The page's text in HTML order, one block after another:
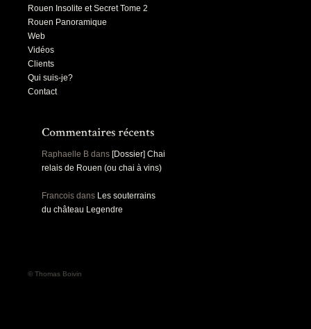
Rouen Insolite et Secret Tome 2
Rouen Panoramique
Web
Vidéos
Clients
Qui suis-je?
Contact
Raphaelle B dans [Dossier] Chai
relais de Rouen (ou chai à vins)
Francois dans Les souterrains
du château Legendre
© Thomas Boivin